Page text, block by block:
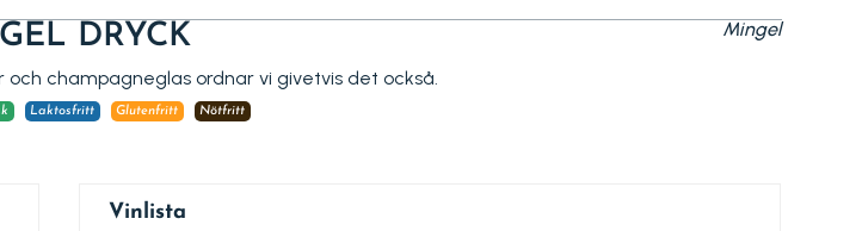
Mingel
DRYCK
champagneglas ordnar vi givetvis det också.
Laktosfritt Glutenfritt Nötfritt
Vinlista